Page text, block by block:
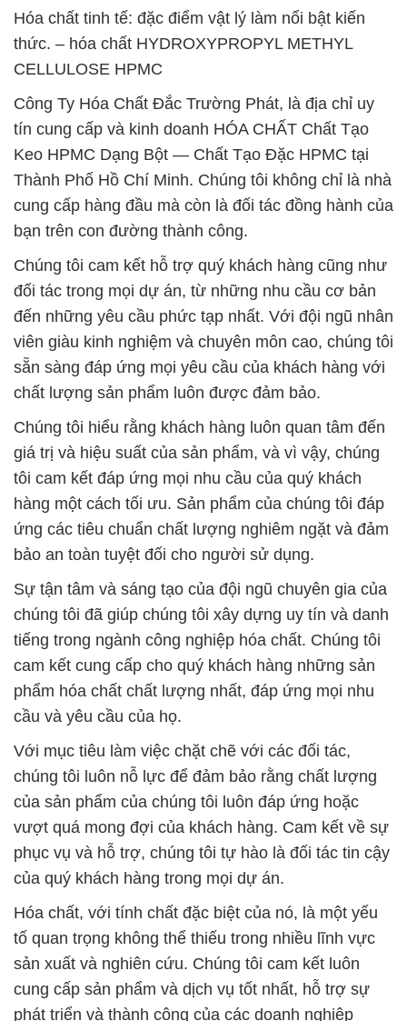
Hóa chất tinh tế: đặc điểm vật lý làm nổi bật kiến
thức. – hóa chất HYDROXYPROPYL METHYL
CELLULOSE HPMC
Công Ty Hóa Chất Đắc Trường Phát, là địa chỉ uy
tín cung cấp và kinh doanh HÓA CHẤT Chất Tạo
Keo HPMC Dạng Bột — Chất Tạo Đặc HPMC tại
Thành Phố Hồ Chí Minh. Chúng tôi không chỉ là nhà
cung cấp hàng đầu mà còn là đối tác đồng hành của
bạn trên con đường thành công.
Chúng tôi cam kết hỗ trợ quý khách hàng cũng như
đối tác trong mọi dự án, từ những nhu cầu cơ bản
đến những yêu cầu phức tạp nhất. Với đội ngũ nhân
viên giàu kinh nghiệm và chuyên môn cao, chúng tôi
sẵn sàng đáp ứng mọi yêu cầu của khách hàng với
chất lượng sản phẩm luôn được đảm bảo.
Chúng tôi hiểu rằng khách hàng luôn quan tâm đến
giá trị và hiệu suất của sản phẩm, và vì vậy, chúng
tôi cam kết đáp ứng mọi nhu cầu của quý khách
hàng một cách tối ưu. Sản phẩm của chúng tôi đáp
ứng các tiêu chuẩn chất lượng nghiêm ngặt và đảm
bảo an toàn tuyệt đối cho người sử dụng.
Sự tận tâm và sáng tạo của đội ngũ chuyên gia của
chúng tôi đã giúp chúng tôi xây dựng uy tín và danh
tiếng trong ngành công nghiệp hóa chất. Chúng tôi
cam kết cung cấp cho quý khách hàng những sản
phẩm hóa chất chất lượng nhất, đáp ứng mọi nhu
cầu và yêu cầu của họ.
Với mục tiêu làm việc chặt chẽ với các đối tác,
chúng tôi luôn nỗ lực để đảm bảo rằng chất lượng
của sản phẩm của chúng tôi luôn đáp ứng hoặc
vượt quá mong đợi của khách hàng. Cam kết về sự
phục vụ và hỗ trợ, chúng tôi tự hào là đối tác tin cậy
của quý khách hàng trong mọi dự án.
Hóa chất, với tính chất đặc biệt của nó, là một yếu
tố quan trọng không thể thiếu trong nhiều lĩnh vực
sản xuất và nghiên cứu. Chúng tôi cam kết luôn
cung cấp sản phẩm và dịch vụ tốt nhất, hỗ trợ sự
phát triển và thành công của các doanh nghiệp